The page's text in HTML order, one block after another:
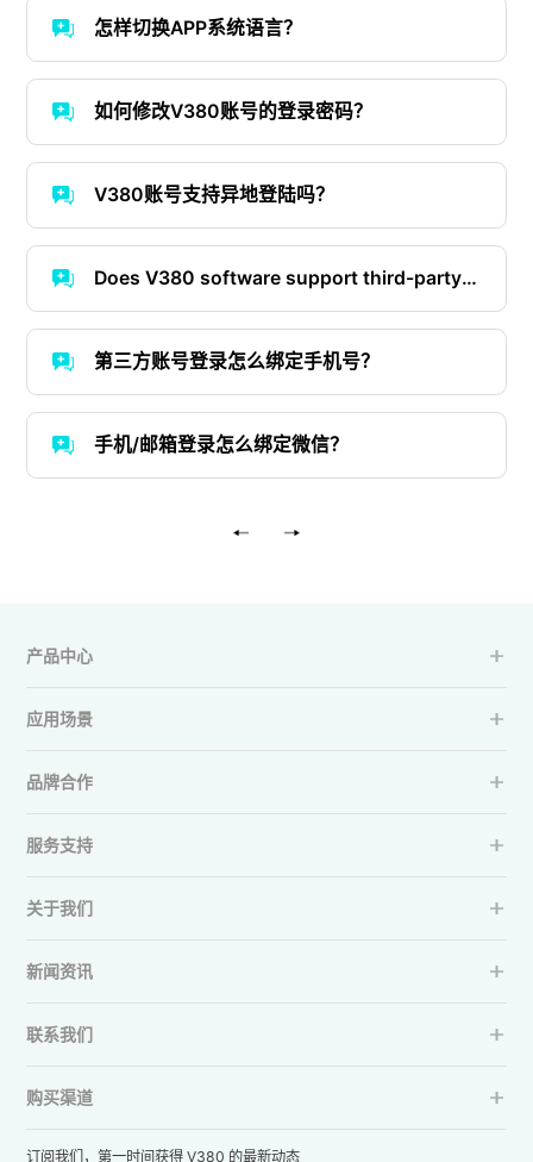
怎样切换APP系统语言？
如何修改V380账号的登录密码？
V380账号支持异地登陆吗？
Does V380 software support third-party
login？
第三方账号登录怎么绑定手机号？
手机/邮箱登录怎么绑定微信？
产品中心
应用场景
品牌合作
服务支持
关于我们
新闻资讯
联系我们
购买渠道
订阅我们，第一时间获得 V380 的最新动态